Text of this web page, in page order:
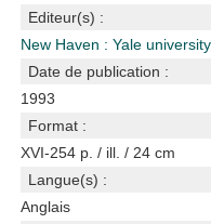
Editeur(s) :
New Haven : Yale
Date de publication :
1993
Format :
XVI-254 p. / ill. / 24 cm
Langue(s) :
Anglais